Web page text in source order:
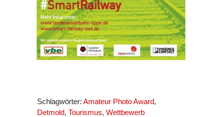
Schlagwörter: Amateur Photo Award,
Detmold, Tourismus, Wettbewerb